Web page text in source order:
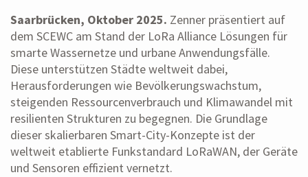
Saarbrücken, Oktober 2025. Zenner präsentiert auf
dem SCEWC am Stand der LoRa Alliance Lösungen für
smarte Wassernetze und urbane Anwendungsfälle.
Diese unterstützen Städte weltweit dabei,
Herausforderungen wie Bevölkerungswachstum,
steigenden Ressourcenverbrauch und Klimawandel mit
resilienten Strukturen zu begegnen. Die Grundlage
dieser skalierbaren Smart-City-Konzepte ist der
weltweit etablierte Funkstandard LoRaWAN, der Geräte
und Sensoren effizient vernetzt.